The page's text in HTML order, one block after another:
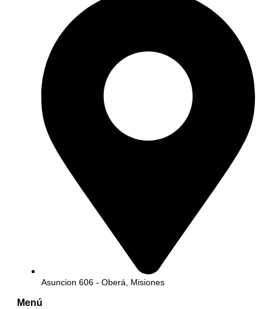
Asuncion 606 - Oberá, Misiones
Menú